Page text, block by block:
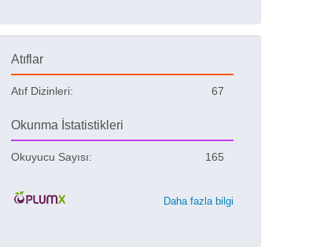
Atıflar
Atıf Dizinleri: 67
Okunma İstatistikleri
Okuyucu Sayısı: 165
Daha fazla bilgi